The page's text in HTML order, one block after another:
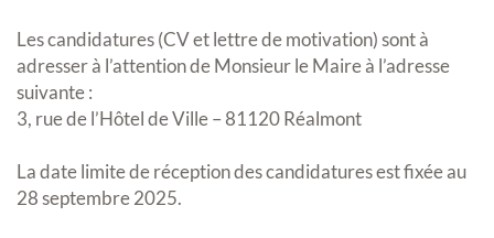
Les candidatures (CV et lettre de motivation) sont à
adresser à l’attention de Monsieur le Maire à l’adresse
suivante :
3, rue de l’Hôtel de Ville – 81120 Réalmont
La date limite de réception des candidatures est fixée au
28 septembre 2025.